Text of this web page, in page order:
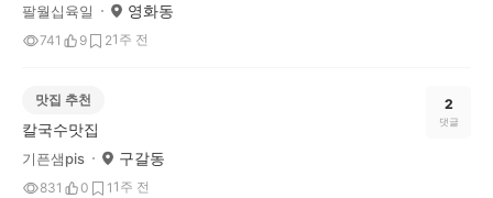
팔월십육일 영화동
741 9 21주 전
맛집 추천
칼국수맛집
기픈샘pis 구갈동
831 0 1 1주 전
2
댓글